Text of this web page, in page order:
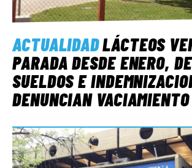
ACTUALIDADLÁCTEOS
PARADA DESDE ENERO,
SUELDOS E
DENUNCIAN VACIAMIENTO